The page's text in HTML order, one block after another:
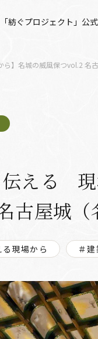
紡ぐプロジェクト」公
】名城の威風保つvol.2 名古
伝える
古屋城（
現場から ＃